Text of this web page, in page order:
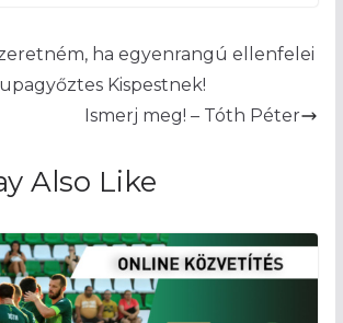
ha egyenrangú ellenfelei
Kispestnek!
Ismerj meg! – Tóth Péter
Also Like